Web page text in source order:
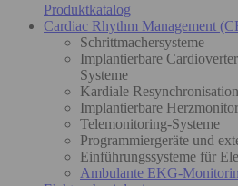
Produktkatalog
Cardiac Rhythm Management
Schrittmachersysteme
Implantierbare
Systeme
Kardiale
Implantierbare
Telemonitoring-Systeme
Programmiergeräte und
Einführungssysteme für
Ambulante EKG-